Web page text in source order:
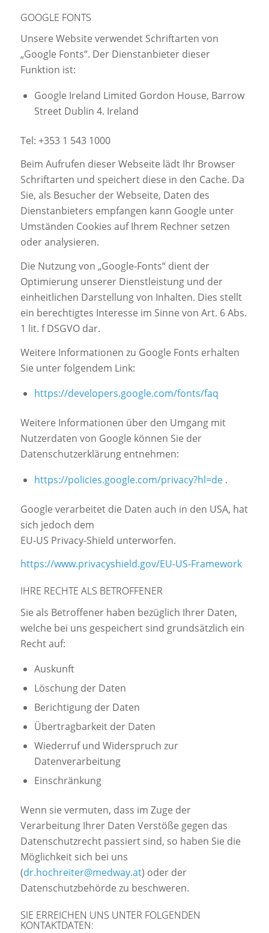
GOOGLE FONTS
Unsere Website verwendet Schriftarten von
„Google Fonts“. Der Dienstanbieter dieser
Funktion ist:
Google Ireland Limited Gordon House, Barrow
Street Dublin 4. Ireland
Tel: +353 1 543 1000
Beim Aufrufen dieser Webseite lädt Ihr Browser
Schriftarten und speichert diese in den Cache. Da
Sie, als Besucher der Webseite, Daten des
Dienstanbieters empfangen kann Google unter
Umständen Cookies auf Ihrem Rechner setzen
oder analysieren.
Die Nutzung von „Google-Fonts“ dient der
Optimierung unserer Dienstleistung und der
einheitlichen Darstellung von Inhalten. Dies stellt
ein berechtigtes Interesse im Sinne von Art. 6 Abs.
1 lit. f DSGVO dar.
Weitere Informationen zu Google Fonts erhalten
Sie unter folgendem Link:
https://developers.google.com/fonts/faq
Weitere Informationen über den Umgang mit
Nutzerdaten von Google können Sie der
Datenschutzerklärung entnehmen:
https://policies.google.com/privacy?hl=de .
Google verarbeitet die Daten auch in den USA, hat
sich jedoch dem
EU-US Privacy-Shield unterworfen.
https://www.privacyshield.gov/EU-US-Framework
IHRE RECHTE ALS BETROFFENER
Sie als Betroffener haben bezüglich Ihrer Daten,
welche bei uns gespeichert sind grundsätzlich ein
Recht auf:
Auskunft
Löschung der Daten
Berichtigung der Daten
Übertragbarkeit der Daten
Wiederruf und Widerspruch zur
Datenverarbeitung
Einschränkung
Wenn sie vermuten, dass im Zuge der
Verarbeitung Ihrer Daten Verstöße gegen das
Datenschutzrecht passiert sind, so haben Sie die
Möglichkeit sich bei uns
(dr.hochreiter@medway.at) oder der
Datenschutzbehörde zu beschweren.
SIE ERREICHEN UNS UNTER FOLGENDEN
KONTAKTDATEN: